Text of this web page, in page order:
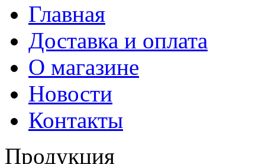
Главная
Доставка и оплата
О магазине
Новости
Контакты
Продукция